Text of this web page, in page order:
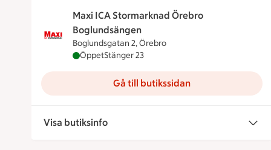
Maxi ICA Stormarknad Örebro
Boglundsängen
Boglundsgatan 2, Örebro
Maxi ICA Stormarknad Örebro
ÖppetStänger 23
Gå till butikssidan
Visa butiksinfo